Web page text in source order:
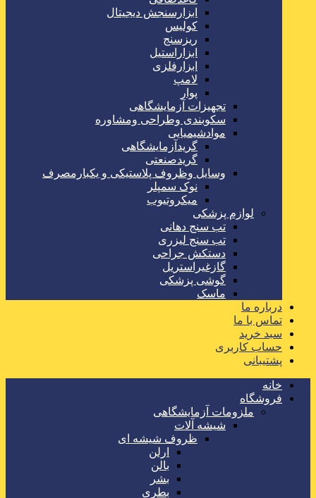
ابزارسنجش دیجیتال
کولیس
ریزسنج
ابزاراستیل
ابزارفلزی
لامپ
پوار
تجهیزات آزمایشگاهی
سکوبندی وطراحی ومشاوره
موادشیمیایی
گریدآزمایشگاهی
گریدصنعتی
وسایل وظروف پلاستیکی و یکبارمصرف
نوک سمپلر
میکروتیوب
لوازم پزشکی
تب سنج دهانی
تب سنج لیزری
دستکش جراحی
گازغیراستریل
گوشی پزشکی
ماسک
درباره ما
تماس با ما
سبد خرید
حساب کاربری
پشتیبانی
خانه
فروشگاه
ملزومات آزمایشگاهی
شیشه آلات
ظروف شیشه ای
ارلن
بالن
بشر
بطری